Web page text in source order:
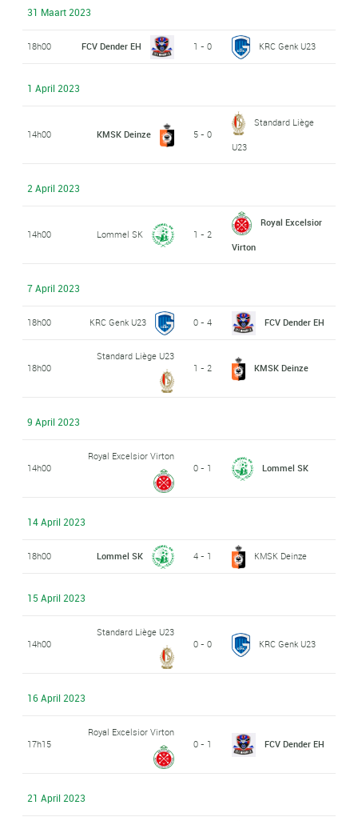
31 Maart 2023
18h00 FCV Dender EH 1 - 0 KRC Genk U23
1 April 2023
14h00 KMSK Deinze 5 - 0
Standard Liège
U23
2 April 2023
14h00 Lommel SK 1 - 2
Royal Excelsior
Virton
7 April 2023
18h00 KRC Genk U23 0 - 4 FCV Dender EH
18h00
Standard Liège U23
1 - 2
KMSK Deinze
9 April 2023
14h00
Royal Excelsior Virton
0 - 1
Lommel SK
14 April 2023
18h00 Lommel SK 4 - 1 KMSK Deinze
15 April 2023
14h00
Standard Liège U23
0 - 0
KRC Genk U23
16 April 2023
17h15
Royal Excelsior Virton
0 - 1
FCV Dender EH
21 April 2023